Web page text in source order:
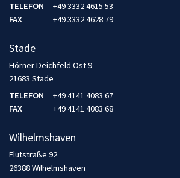
TELEFON
+49 3332 4615 53
FAX
+49 3332 4628 79
Stade
Hörner Deichfeld Ost 9
21683 Stade
TELEFON
+49 4141 4083 67
FAX
+49 4141 4083 68
Wilhelmshaven
Flutstraße 92
26388 Wilhelmshaven